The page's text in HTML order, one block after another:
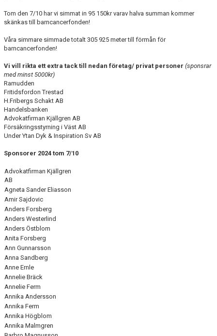
Tom den 7/10 har vi simmat in 95 150kr varav halva summan kommer
skänkas till barncancerfonden!
Våra simmare simmade totalt 305 925 meter till förmån för
barncancerfonden!
Vi vill rikta ett extra tack till nedan företag/ privat personer (sponsrar
med minst 5000kr)
Ramudden
Fritidsfordon Trestad
H.Fribergs Schakt AB
Handelsbanken
Advokatfirman Kjällgren AB
Försäkringsstyrning i Väst AB
Under Ytan Dyk & Inspiration Sv AB
Sponsorer 2024 tom 7/10
Advokatfirman Kjällgren
AB
Agneta Sander Eliasson
Amir Sajdovic
Anders Forsberg
Anders Westerlind
Anders Östblom
Anita Forsberg
Ann Gunnarsson
Anna Sandberg
Anne Ernle
Annelie Bräck
Annelie Ferm
Annika Andersson
Annika Ferm
Annika Högblom
Annika Malmgren